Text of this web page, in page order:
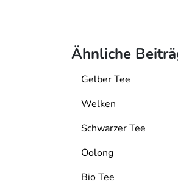
Ähnliche
Gelber Tee
Welken
Schwarzer Tee
Oolong
Bio Tee